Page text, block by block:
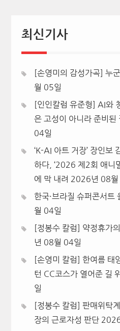
최신기사
[손영미의 감성가곡] 누
월 05일
[인인칼럼 유준형] AI와
은 고성이 아니라 준비된
04일
‘K-AI 아트 거장’ 장인보
하다, ‘2026 제2회 애니
에 막 내려 2026년 08월
한국·브라질 슈퍼콘서트
월 04일
[정봉수 칼럼] 약정휴가
년 08월 04일
[손영미 칼럼] 한여름 태
턴 CC코스가 열어준 길
일
[정봉수 칼럼] 판매위탁
장의 근로자성 판단